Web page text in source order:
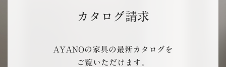
カタログ請求
AYANOの家具の最新カタログを
ご覧いただけます。